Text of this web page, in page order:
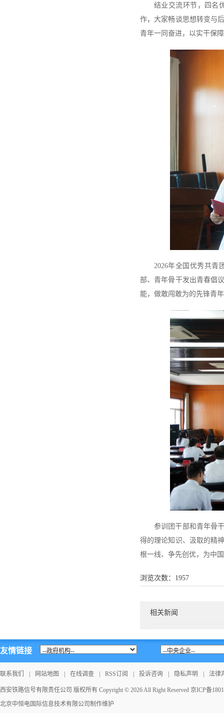
结业交流环节，四名
作，大家畅谈思想转变与
青年一同奋进，以实干保
2026年全国优秀共青
部、青年骨干发出青春倡
能，做敢闯敢为的先锋青
参训团干部和青年骨
得的理论知识、汲取的精
根一线、争先创优，为中
浏览次数： 1957
相关新闻
友情链接
联系我们 网站地图 在线调查 RSS订阅 投诉咨询 隐私声明 法律
西安铁路信号有限责任公司 版权所有 Copyright © 2026 All Right Reserved 京ICP备
北京中恒电国际信息技术有限公司 制作维护